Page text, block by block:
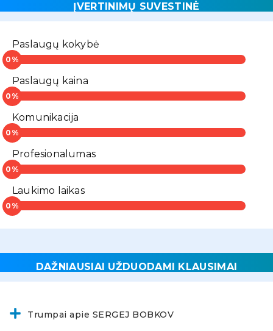
ĮVERTINIMŲ SUVESTINĖ
Paslaugų kokybė
Paslaugų kaina
Komunikacija
Profesionalumas
Laukimo laikas
DAŽNIAUSIAI UŽDUODAMI KLAUSIMAI
Trumpai apie SERGEJ BOBKOV